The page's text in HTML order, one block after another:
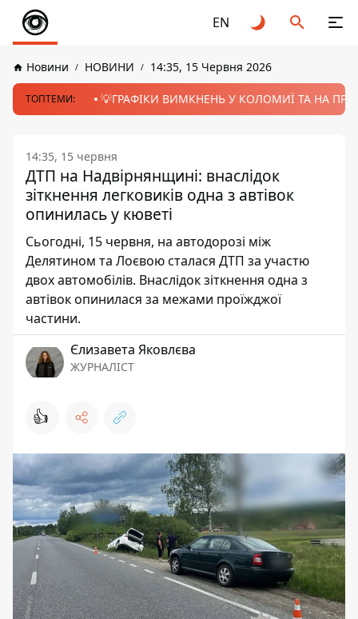
EN
Новини НОВИНИ 14:35, 15 Червня 2026
ТОПТЕМИ: 💡ГРАФІКИ ВИМКНЕНЬ У КОЛОМИЇ ТА НА
14:35, 15 червня
ДТП на Надвірнянщині: внаслідок
зіткнення легковиків одна з автівок
опинилась у кюветі
Сьогодні, 15 червня, на автодорозі між
Делятином та Лоєвою сталася ДТП за участю
двох автомобілів. Внаслідок зіткнення одна з
автівок опинилася за межами проїжджої
частини.
Єлизавета Яковлєва
ЖУРНАЛІСТ
👍